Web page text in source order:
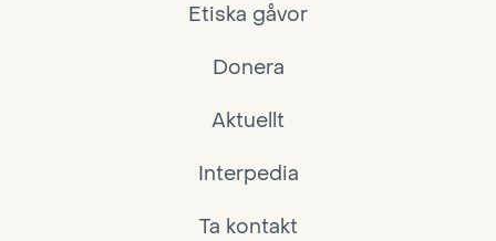
Etiska gåvor
Donera
Aktuellt
Interpedia
Ta kontakt